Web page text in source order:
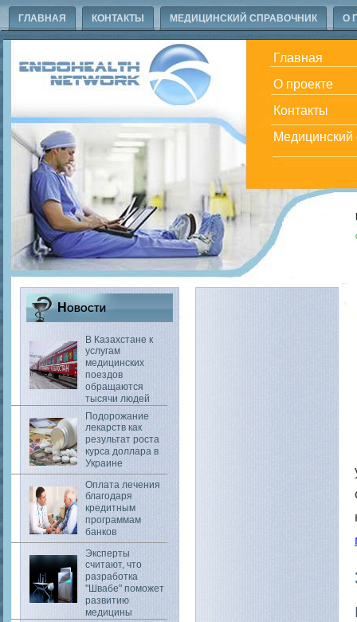
ГЛАВНАЯ КОНТАКТЫ МЕДИЦИНСКИЙ СПРАВОЧНИК О
Главная
О проекте
Контакты
Медицинский
Новости
В Казахстане к
услугам
медицинских
поездов
обращаются
тысячи людей
Подорожание
лекарств как
результат роста
курса доллара в
Украине
Оплата лечения
благодаря
кредитным
программам
банков
Эксперты
считают, что
разработка
"Швабе" поможет
развитию
медицины